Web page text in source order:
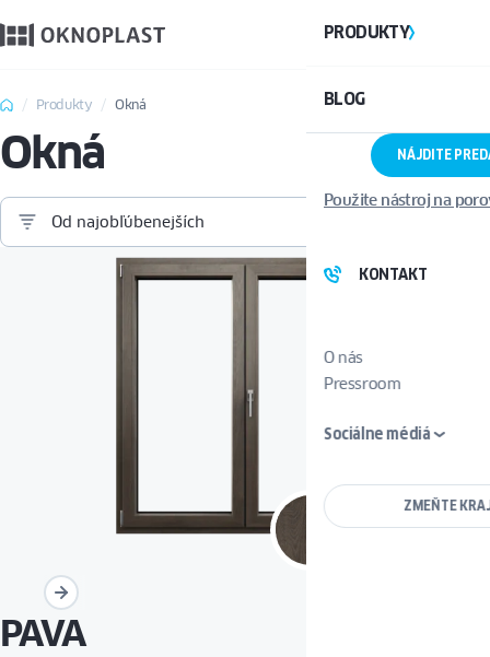
PRODUKTY
BLOG
NÁJDITE
Použite nástroj na
KONTAKT
O nás
Pressroom
Sociálne médiá
ZMEŇTE
Produkty Okná
Okná
Od najobľúbenejších
PAVA